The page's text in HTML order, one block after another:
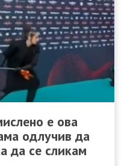
е ова
одлучив да
да се сликам